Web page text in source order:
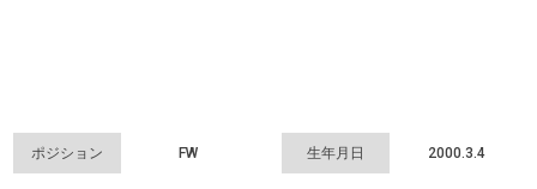
ポジション FW 生年月日 2000.3.4